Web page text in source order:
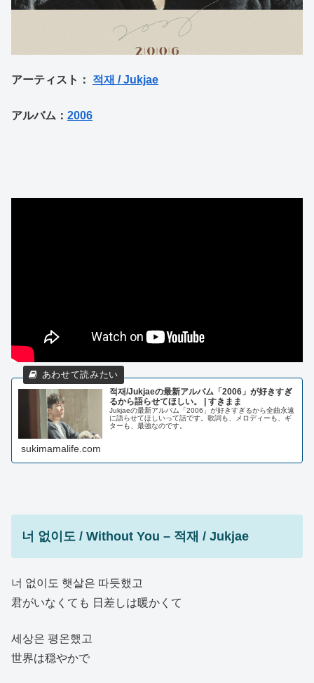
アーティスト： 적재 / Jukjae
アルバム： 2006
적재/Jukjaeの最新アルバム「2006」が好きすぎ
るから語らせてほしい。 | すきまま
Jukjaeの最新アルバム「2006」が好きすぎるから全曲永遠
に語らせてほしいって話です。歌詞も、メロディーも、ギ
ターも、最強なのです。
sukimamalife.com
너 없이도 / Without You – 적재 / Jukjae
너 없이도 햇살은 따듯했고
君がいなくても 日差しは暖かくて
세상은 평온했고
世界は穏やかで